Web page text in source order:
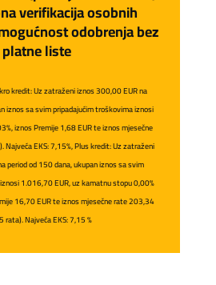
verifikacija osobnih
odobrenja bez
platne liste
kredit: Uz zatraženi iznos 300,00 EUR na
iznos sa svim pripadajućim troškovima iznosi
iznos Premije 1,68 EUR te iznos mjesečne
EKS: 7,15%, Plus kredit: Uz zatraženi
period od 150 dana, ukupan iznos sa svim
1.016,70 EUR, uz kamatnu stopu 0,00%
16,70 EUR te iznos mjesečne rate 203,34
rata). Najveća EKS: 7,15 %